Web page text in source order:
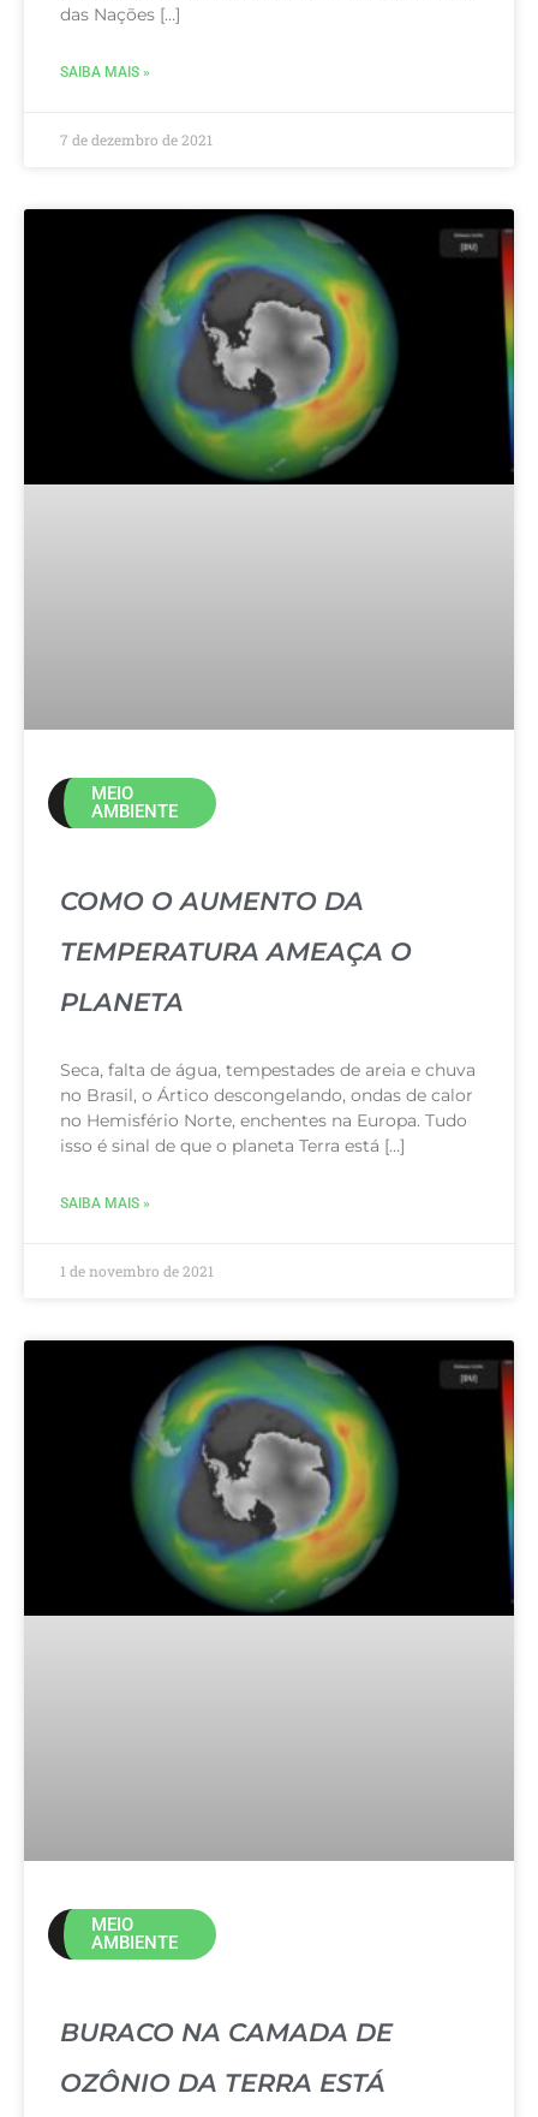
das Nações […]
SAIBA MAIS »
7 de dezembro de 2021
MEIO
AMBIENTE
COMO O AUMENTO DA
TEMPERATURA AMEAÇA O
PLANETA
Seca, falta de água, tempestades de areia e chuva
no Brasil, o Ártico descongelando, ondas de calor
no Hemisfério Norte, enchentes na Europa. Tudo
isso é sinal de que o planeta Terra está […]
SAIBA MAIS »
1 de novembro de 2021
MEIO
AMBIENTE
BURACO NA CAMADA DE
OZÔNIO DA TERRA ESTÁ